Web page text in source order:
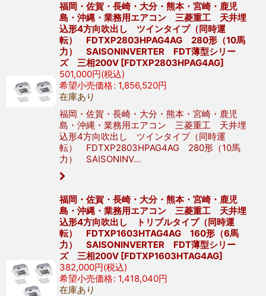
福岡・佐賀・長崎・大分・熊本・宮崎・鹿児
島・沖縄・業務用エアコン 三菱重工 天井埋
込形4方向吹出し ツインタイプ（同時運
転） FDTXP2803HPAG4AG 280形（10馬
力） SAISONINVERTER FDT薄型シリー
ズ 三相200V [FDTXP2803HPAG4AG]
501,000円(税込)
希望小売価格: 1,856,520円
在庫あり
福岡・佐賀・長崎・大分・熊本・宮崎・鹿児
島・沖縄・業務用エアコン 三菱重工 天井埋
込形4方向吹出し ツインタイプ（同時運
転） FDTXP2803HPAG4AG 280形（10馬
力） SAISONINV…
福岡・佐賀・長崎・大分・熊本・宮崎・鹿児
島・沖縄・業務用エアコン 三菱重工 天井埋
込形4方向吹出し トリプルタイプ（同時運
転） FDTXP1603HTAG4AG 160形（6馬
力） SAISONINVERTER FDT薄型シリー
ズ 三相200V [FDTXP1603HTAG4AG]
382,000円(税込)
希望小売価格: 1,418,040円
在庫あり